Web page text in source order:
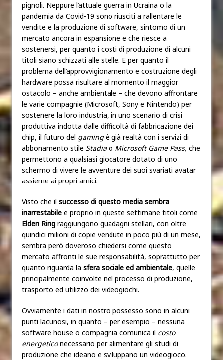
pignoli. Neppure l’attuale guerra in Ucraina o la
pandemia da Covid-19 sono riusciti a rallentare le
vendite e la produzione di software, sintomo di un
mercato ancora in espansione e che riesce a
sostenersi, per quanto i costi di produzione di alcuni
titoli siano schizzati alle stelle. E per quanto il
problema dell’approvvigionamento e costruzione degli
hardware possa risultare al momento il maggior
ostacolo – anche ambientale – che devono affrontare
le varie compagnie (Microsoft, Sony e Nintendo) per
sostenere la loro industria, in uno scenario di crisi
produttiva indotta dalle difficoltà di fabbricazione dei
chip, il futuro del gamingè già realtà con i servizi di
abbonamento stile Stadia o Microsoft Game Pass, che
permettono a qualsiasi giocatore dotato di uno
schermo di vivere le avventure dei suoi svariati avatar
assieme ai propri amici.
Visto che il successo di questo media sembra
inarrestabile e proprio in queste settimane titoli come
Elden Ring raggiungono guadagni stellari, con oltre
quindici milioni di copie vendute in poco più di un mese,
sembra però doveroso chiedersi come questo
mercato affronti le sue responsabilità, soprattutto per
quanto riguarda la sfera sociale ed ambientale, quelle
principalmente coinvolte nel processo di produzione,
trasporto ed utilizzo dei videogiochi.
Ovviamente i dati in nostro possesso sono in alcuni
punti lacunosi, in quanto – per esempio – nessuna
software house o compagnia comunica il costo
energeticonecessario per alimentare gli studi di
produzione che ideano e sviluppano un videogioco.